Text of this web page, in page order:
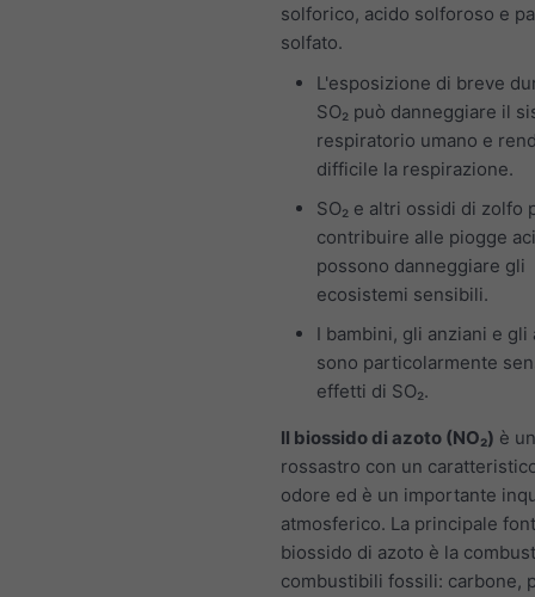
solforico, acido solforoso e
solfato.
L'esposizione di breve
SO₂ può danneggiare il
respiratorio umano e
difficile la respirazione.
SO₂ e altri ossidi di zolfo
contribuire alle piogge
possono danneggiare gli
ecosistemi sensibili.
I bambini, gli anziani e gli
sono particolarmente
effetti di SO₂.
Il biossido di azoto (NO₂) è
rossastro con un
odore ed è un importante
atmosferico. La principale
biossido di azoto è la
combustibili fossili: carbone,